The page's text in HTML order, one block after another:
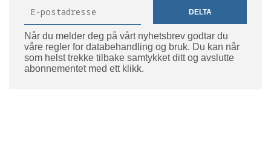
DELTA
Når du melder deg på vårt nyhetsbrev godtar du
våre regler for databehandling og bruk. Du kan når
som helst trekke tilbake samtykket ditt og avslutte
abonnementet med ett klikk.